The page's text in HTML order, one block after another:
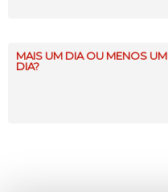
MAIS UM DIA OU MENOS UM
DIA?